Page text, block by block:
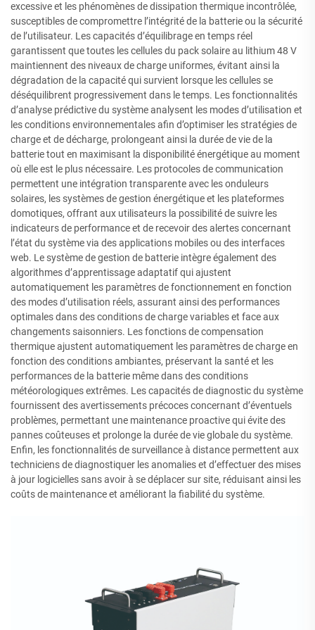
excessive et les phénomènes de dissipation thermique incontrôlée,
susceptibles de compromettre l’intégrité de la batterie ou la sécurité
de l’utilisateur. Les capacités d’équilibrage en temps réel
garantissent que toutes les cellules du pack solaire au lithium 48 V
maintiennent des niveaux de charge uniformes, évitant ainsi la
dégradation de la capacité qui survient lorsque les cellules se
déséquilibrent progressivement dans le temps. Les fonctionnalités
d’analyse prédictive du système analysent les modes d’utilisation et
les conditions environnementales afin d’optimiser les stratégies de
charge et de décharge, prolongeant ainsi la durée de vie de la
batterie tout en maximisant la disponibilité énergétique au moment
où elle est le plus nécessaire. Les protocoles de communication
permettent une intégration transparente avec les onduleurs
solaires, les systèmes de gestion énergétique et les plateformes
domotiques, offrant aux utilisateurs la possibilité de suivre les
indicateurs de performance et de recevoir des alertes concernant
l’état du système via des applications mobiles ou des interfaces
web. Le système de gestion de batterie intègre également des
algorithmes d’apprentissage adaptatif qui ajustent
automatiquement les paramètres de fonctionnement en fonction
des modes d’utilisation réels, assurant ainsi des performances
optimales dans des conditions de charge variables et face aux
changements saisonniers. Les fonctions de compensation
thermique ajustent automatiquement les paramètres de charge en
fonction des conditions ambiantes, préservant la santé et les
performances de la batterie même dans des conditions
météorologiques extrêmes. Les capacités de diagnostic du système
fournissent des avertissements précoces concernant d’éventuels
problèmes, permettant une maintenance proactive qui évite des
pannes coûteuses et prolonge la durée de vie globale du système.
Enfin, les fonctionnalités de surveillance à distance permettent aux
techniciens de diagnostiquer les anomalies et d’effectuer des mises
à jour logicielles sans avoir à se déplacer sur site, réduisant ainsi les
coûts de maintenance et améliorant la fiabilité du système.